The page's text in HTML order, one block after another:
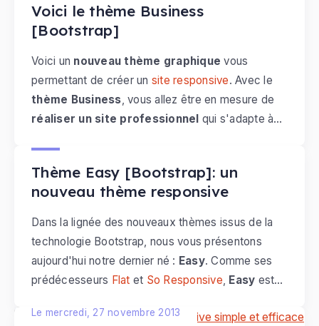
sur lequel il est agréable de naviguer.
Voici le thème Business
[Bootstrap]
Voici un nouveau thème graphique vous
permettant de créer un site responsive. Avec le
thème Business , vous allez être en mesure de
réaliser un site professionnel qui s'adapte à
tailles d'écran d'ordinateur). Découvrez les
nouveaux thèmes disponiblesgratuitement
dans votre manager.
Thème Easy [Bootstrap]: un
nouveau thème responsive
Dans la lignée des nouveaux thèmes issus de la
technologie Bootstrap, nous vous présentons
aujourd'hui notre dernier né : Easy. Comme ses
prédécesseurs Flat et So Responsive Easy est
responsive. Il s'adapte en effet à la largeur de
Le mercredi, 27 novembre 2013